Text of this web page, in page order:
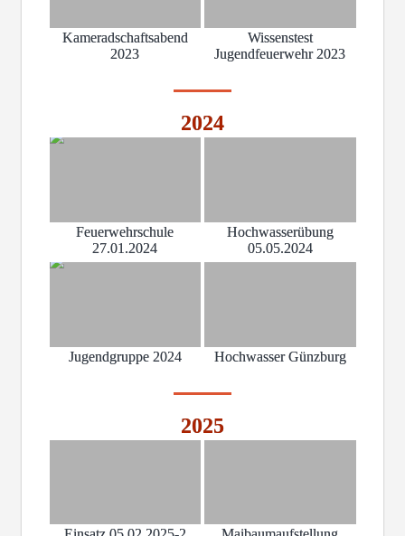
Kameradschaftsabend
2023
Wissenstest
Jugendfeuerwehr 2023
2024
Feuerwehrschule
27.01.2024
Hochwasserübung
05.05.2024
Jugendgruppe 2024 Hochwasser Günzburg
2025